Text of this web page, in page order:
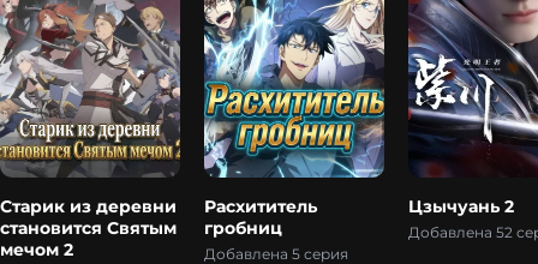
Старик из деревни
становится Святым
мечом 2
Расхититель
гробниц
Добавлена 5 серия
Цзычуань 2
Добавлена 52